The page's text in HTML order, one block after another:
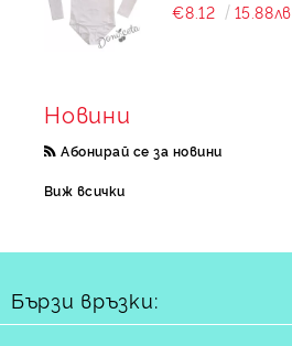
€8.12
15.88лв.
Новини
Абонирай се за новини
Виж всички
Бързи връзки: